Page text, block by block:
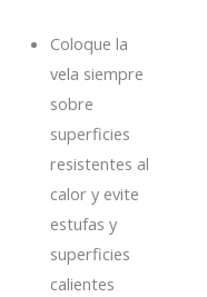
Coloque la
vela siempre
sobre
superficies
resistentes al
calor y evite
estufas y
superficies
calientes